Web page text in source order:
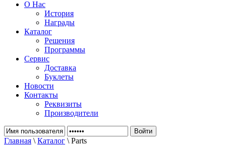
О Нас
История
Награды
Каталог
Решения
Программы
Сервис
Доставка
Буклеты
Новости
Контакты
Реквизиты
Производители
Главная \ Каталог \ Parts